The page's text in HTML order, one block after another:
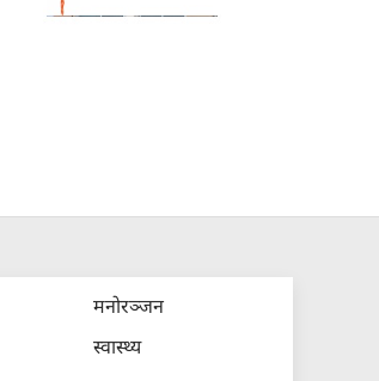
मनोरञ्जन
स्वास्थ्य